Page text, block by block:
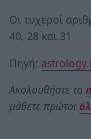
Οι τυχεροί
40, 28 και 31
Πηγή:
Ακολουθήστε το
μάθετε πρώτοι